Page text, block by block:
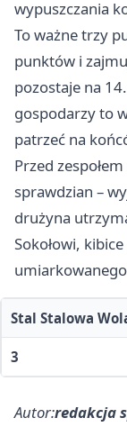
wypuszczania
To ważne trzy
punktów i
pozostaje na
gospodarzy to
patrzeć na
Przed
sprawdzian –
drużyna
Sokołowi,
Stal Stalowa
3
Autor:redakcja